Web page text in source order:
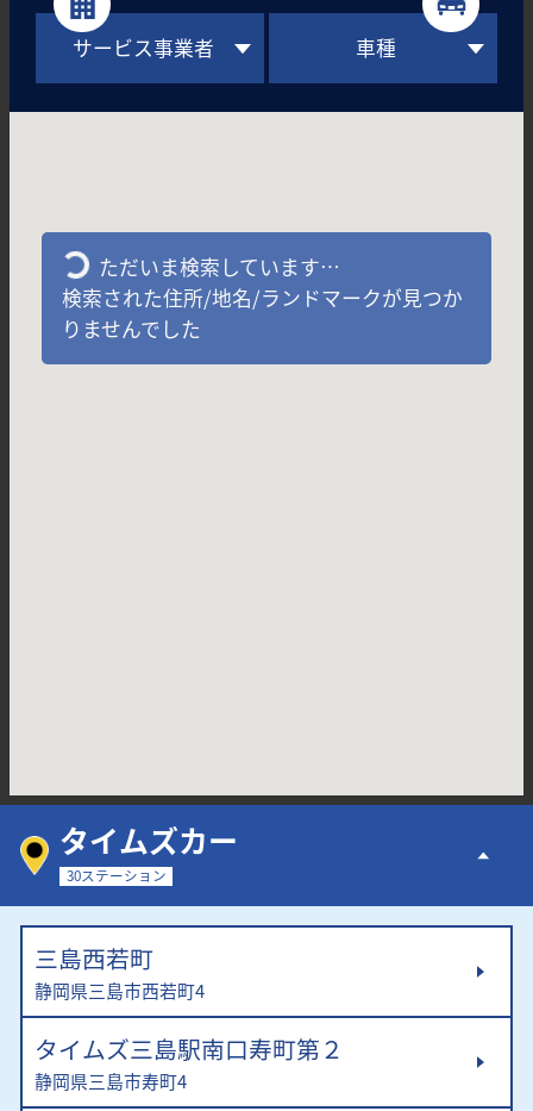
サービス事業者 車種
ただいま検索しています…
検索された住所/地名/ランドマークが見つか
りませんでした
タイムズカー
30ステーション
三島西若町
静岡県三島市西若町4
タイムズ三島駅南口寿町第２
静岡県三島市寿町4